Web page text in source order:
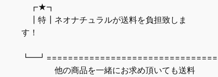
┏★┓
┃特┃ネオナチュラルが送料を負担致しま
す！
他の商品を一緒にお求め頂いても送料